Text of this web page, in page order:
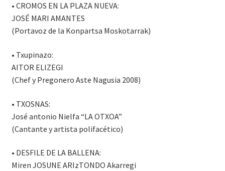
• CROMOS EN LA PLAZA NUEVA:
JOSÉ MARI AMANTES
(Portavoz de la Konpartsa Moskotarrak)
• Txupinazo:
AITOR ELIZEGI
(Chef y Pregonero Aste Nagusia 2008)
• TXOSNAS:
José antonio Nielfa “LA OTXOA”
(Cantante y artista polifacético)
• DESFILE DE LA BALLENA:
Miren JOSUNE ARIzTONDO Akarregi